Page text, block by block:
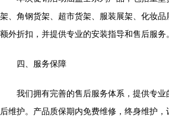
架、角钢货架、超市货架、服装展架、化妆
额外折扣，并提供专业的安装指导和售后服务。
四、服务保障
我们拥有完善的售后服务体系，提供专
后维护。产品质保期内免费维修，终身维护，